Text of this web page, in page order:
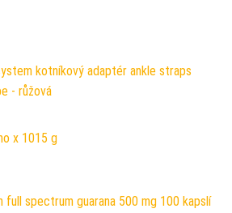
kotníkový adaptér ankle straps
- růžová
x 1015 g
full spectrum guarana 500 mg 100 kapslí